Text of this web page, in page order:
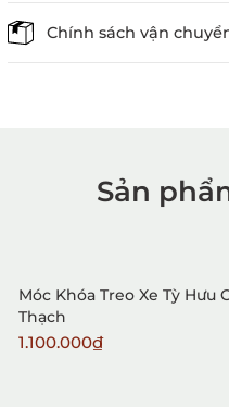
Chính sách vận
1. Mua hàng trực tiếp tại
Sản
Móc Khóa Treo Xe Tỳ Hưu
Thạch
1.100.000₫